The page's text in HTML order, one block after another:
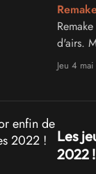
d'airs.
donner
Jeu 4
Les
2022 !